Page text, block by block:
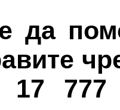
да
777